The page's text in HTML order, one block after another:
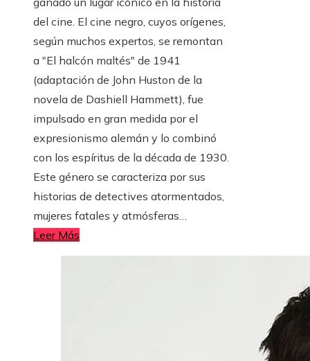
del cine. El cine negro, cuyos orígenes,
según muchos expertos, se remontan
a "El halcón maltés" de 1941
(adaptación de John Huston de la
novela de Dashiell Hammett), fue
impulsado en gran medida por el
expresionismo alemán y lo combinó
con los espíritus de la década de 1930.
Este género se caracteriza por sus
historias de detectives atormentados,
mujeres fatales y atmósferas…
Leer Más